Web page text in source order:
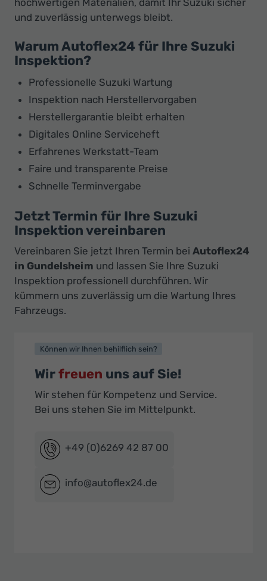
hochwertigen Materialien, damit Ihr Suzuki sicher
und zuverlässig unterwegs bleibt.
Warum Autoflex24 für Ihre Suzuki
Inspektion?
Professionelle Suzuki Wartung
Inspektion nach Herstellervorgaben
Herstellergarantie bleibt erhalten
Digitales Online Serviceheft
Erfahrenes Werkstatt-Team
Faire und transparente Preise
Schnelle Terminvergabe
Jetzt Termin für Ihre Suzuki
Inspektion vereinbaren
Vereinbaren Sie jetzt Ihren Termin bei Autoflex24
in Gundelsheim und lassen Sie Ihre Suzuki
Inspektion professionell durchführen. Wir
kümmern uns zuverlässig um die Wartung Ihres
Fahrzeugs.
Können wir Ihnen behilflich sein?
Wirfreuen uns auf Sie!
Wir stehen für Kompetenz und Service.
Bei uns stehen Sie im Mittelpunkt.
+49 (0)6269 42 87 00
info@autoflex24.de